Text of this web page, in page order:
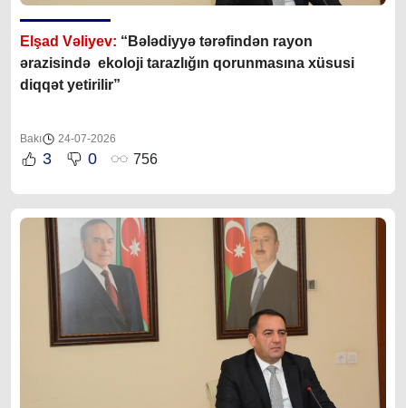
Elşad Vəliyev: “Bələdiyyə tərəfindən rayon
ərazisində ekoloji tarazlığın qorunmasına xüsusi
diqqət yetirilir”
Bakı 24-07-2026
3 0 756